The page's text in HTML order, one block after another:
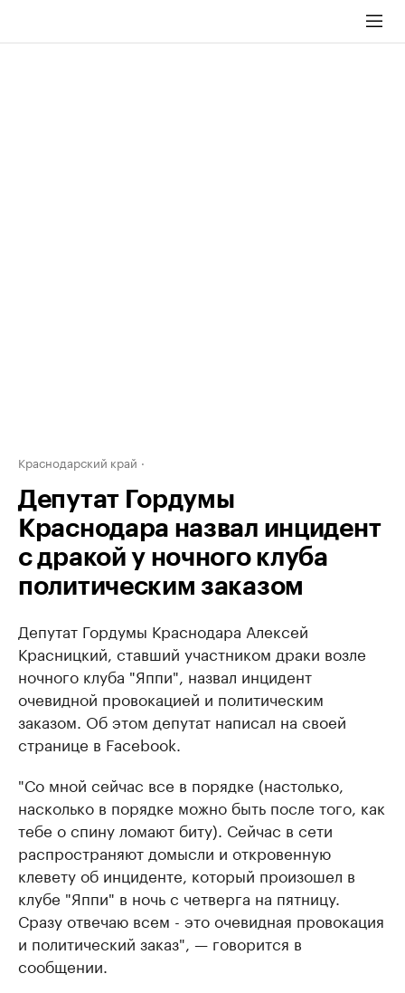
Краснодарский край
Депутат Гордумы
Краснодара назвал инцидент
с дракой у ночного клуба
политическим заказом
Депутат Гордумы Краснодара Алексей
Красницкий, ставший участником драки возле
ночного клуба "Яппи", назвал инцидент
очевидной провокацией и политическим
заказом. Об этом депутат написал на своей
странице в Facebook.
"Со мной сейчас все в порядке (настолько,
насколько в порядке можно быть после того, как
тебе о спину ломают биту). Сейчас в сети
распространяют домысли и откровенную
клевету об инциденте, который произошел в
клубе "Яппи" в ночь с четверга на пятницу.
Сразу отвечаю всем - это очевидная провокация
и политический заказ", — говорится в
сообщении.